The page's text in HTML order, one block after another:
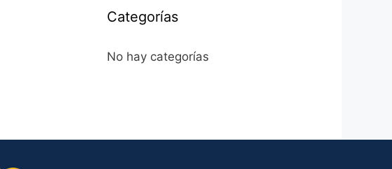
Categorías
No hay categorías